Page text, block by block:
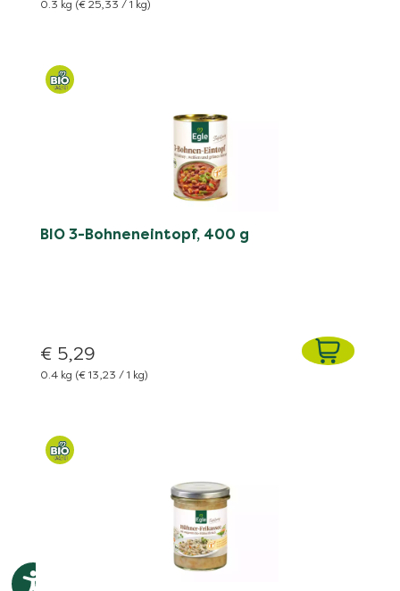
0.3 kg (€ 25,33 / 1 kg)
BIO 3-Bohneneintopf, 400 g
€ 5,29
0.4 kg (€ 13,23 / 1 kg)